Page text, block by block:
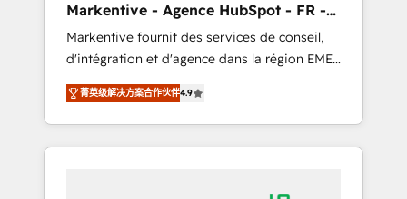
know what you don't know'
recommendations to maximize conversions!
OTF is an Elite Partner (top 1% of 6,500+
Partners) and was named 2023 HubSpot
Partner of the Year 💥 Trusted by 2,500+
companies to help them scale and close
more business, by using HubSpot (the right
www.onthefuze.com/hubspot-admin Contact
Markentive - Agence HubSpot - FR -
EN
Markentive fournit des services de conseil,
d'intégration et d'agence dans la région EMEA
et North America. Avec plus de 115 experts en
marketing automation, Growth, Revops, CRM
et webdesign. Markentive is both a
consulting firm, a digital agency and an
菁英级解决方案合作伙伴4.9